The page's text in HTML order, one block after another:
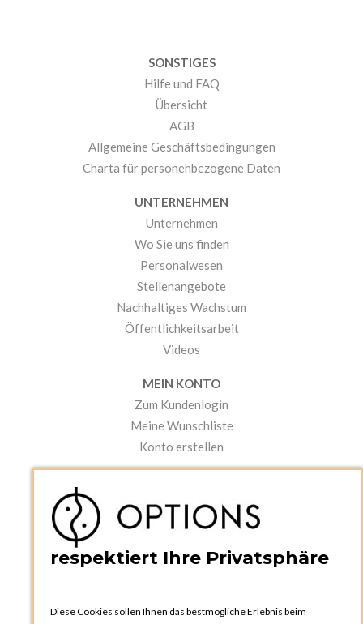
SONSTIGES
Hilfe und FAQ
Übersicht
AGB
Allgemeine Geschäftsbedingungen
Charta für personenbezogene Daten
UNTERNEHMEN
Unternehmen
Wo Sie uns finden
Personalwesen
Stellenangebote
Nachhaltiges Wachstum
Öffentlichkeitsarbeit
Videos
MEIN KONTO
Zum Kundenlogin
Meine Wunschliste
Konto erstellen
Kataloge und Bestellschein
Bedienungsanleitungen
respektiert Ihre Privatsphäre
Diese Cookies sollen Ihnen das bestmögliche Erlebnis beim